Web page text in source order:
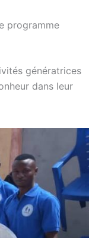
programme
génératrices
dans leur